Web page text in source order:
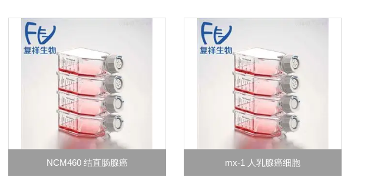
NCM460 结直肠腺癌 mx-1 人乳腺癌细胞